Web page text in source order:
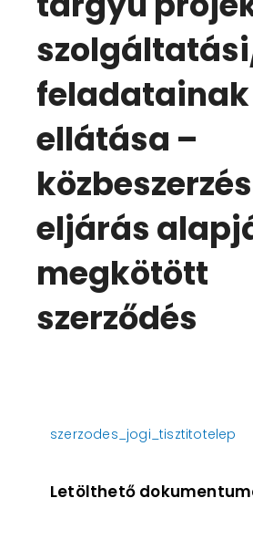
feladatainak
ellátása –
eljárás
megkötött
szerződés
szerzodes_jogi_tisztitotelep
Letölthető